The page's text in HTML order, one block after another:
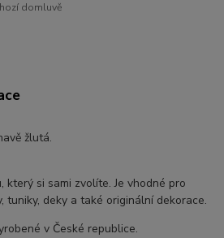
domluvě
žlutá.
který si sami zvolíte. Je vhodné pro
tuniky, deky a také originální dekorace.
v České republice.